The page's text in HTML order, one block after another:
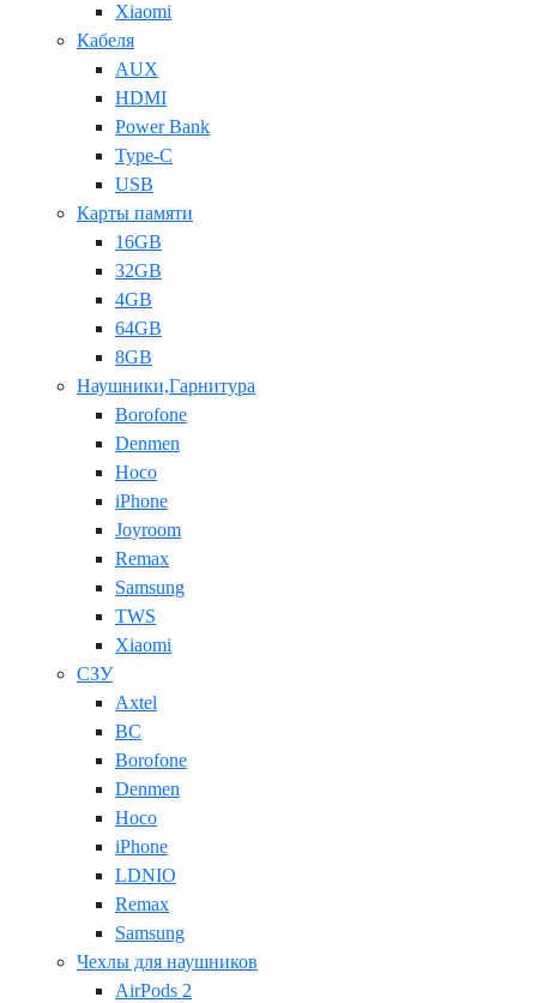
Xiaomi
Кабеля
AUX
HDMI
Power Bank
Type-C
USB
Карты памяти
16GB
32GB
4GB
64GB
8GB
Наушники,Гарнитура
Borofone
Denmen
Hoco
iPhone
Joyroom
Remax
Samsung
TWS
Xiaomi
СЗУ
Axtel
BC
Borofone
Denmen
Hoco
iPhone
LDNIO
Remax
Samsung
Чехлы для наушников
AirPods 2